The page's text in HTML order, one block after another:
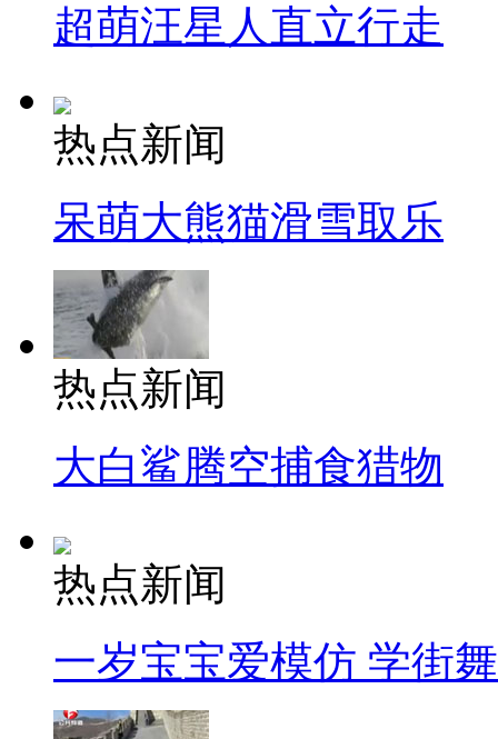
超萌汪星人直立行走
热点新闻
呆萌大熊猫滑雪取乐
热点新闻
大白鲨腾空捕食猎物
热点新闻
一岁宝宝爱模仿 学街